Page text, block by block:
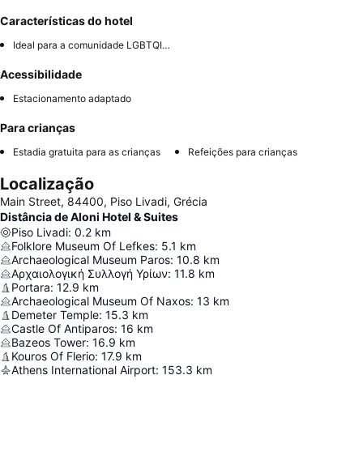
Características do hotel
Ideal para a comunidade LGBTQIA+
Acessibilidade
Estacionamento adaptado
Para crianças
Estadia gratuita para as crianças Refeições para crianças
Localização
Main Street, 84400, Piso Livadi, Grécia
Distância de Aloni Hotel & Suites
Piso Livadi: 0.2 km
Folklore Museum Of Lefkes: 5.1 km
Archaeological Museum Paros: 10.8 km
Αρχαιολογική Συλλογή Υρίων: 11.8 km
Portara: 12.9 km
Archaeological Museum Of Naxos: 13 km
Demeter Temple: 15.3 km
Castle Of Antiparos: 16 km
Bazeos Tower: 16.9 km
Kouros Of Flerio: 17.9 km
Athens International Airport: 153.3 km